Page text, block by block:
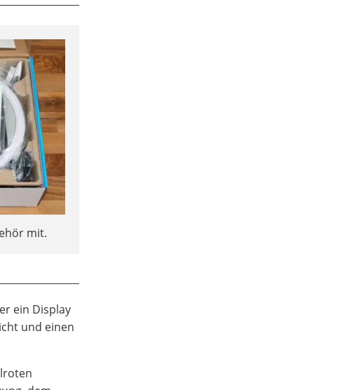
mit.
ein Display
und einen